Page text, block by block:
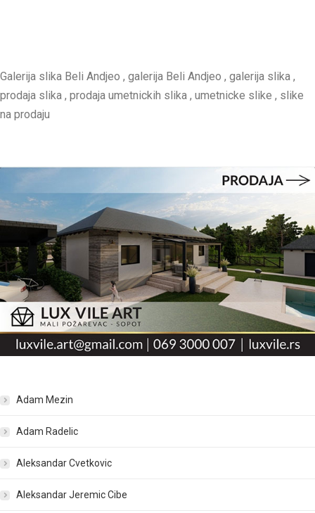
Galerija slika Beli Andjeo , galerija Beli Andjeo , galerija slika ,
prodaja slika , prodaja umetnickih slika , umetnicke slike , slike
na prodaju
Adam Mezin
Adam Radelic
Aleksandar Cvetkovic
Aleksandar Jeremic Cibe